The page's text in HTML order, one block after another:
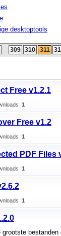
desktoptools
... 309 310 311
Free v1.2.1
:1
Free v1.2
:1
PDF Files
:1
:1
bestanden